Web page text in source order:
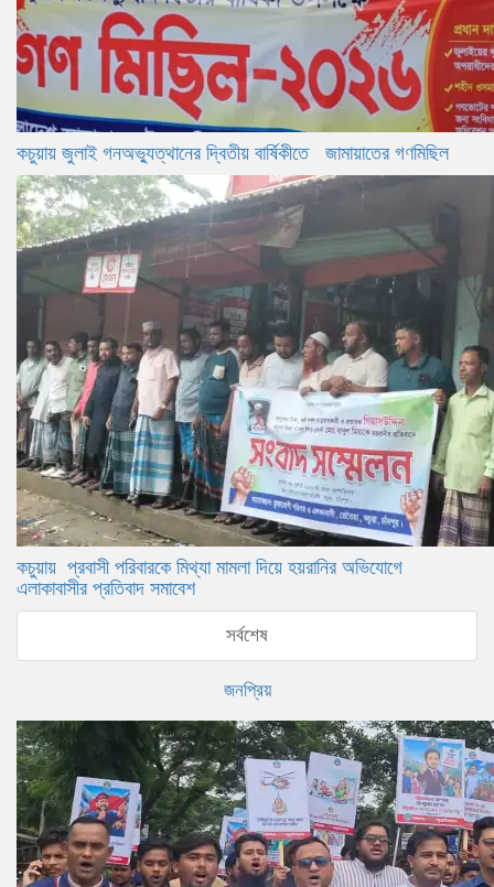
কচুয়ায় জুলাই গনঅভ্যুত্থানের দ্বিতীয় বার্ষিকীতে জামায়াতের গণমিছিল
কচুয়ায় প্রবাসী পরিবারকে মিথ্যা মামলা দিয়ে হয়রানির অভিযোগে
এলাকাবাসীর প্রতিবাদ সমাবেশ
সর্বশেষ
জনপ্রিয়